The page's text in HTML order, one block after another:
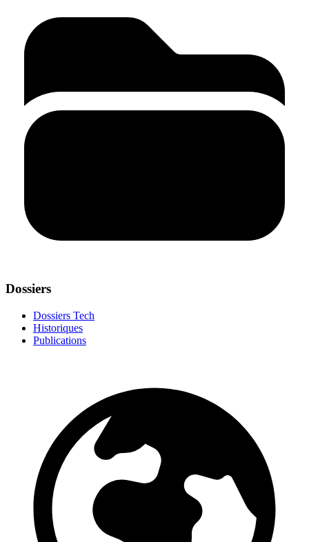
Dossiers
Dossiers Tech
Historiques
Publications